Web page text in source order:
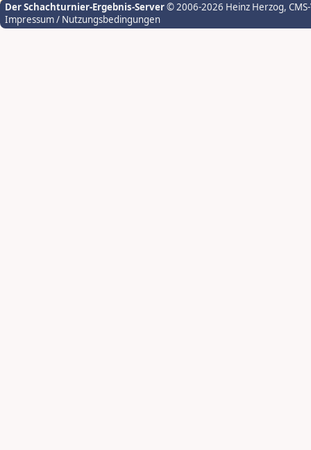
Der Schachturnier-Ergebnis-Server© 2006-2026 Heinz Herzog,
Impressum / Nutzungsbedingungen